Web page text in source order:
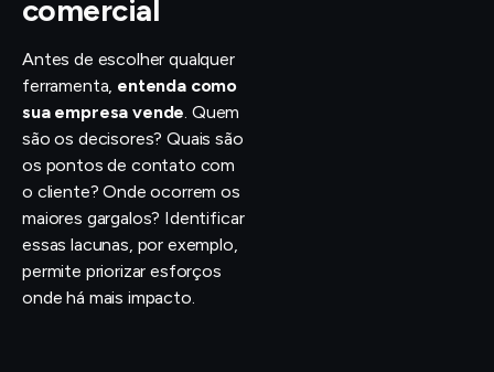
comercial
Antes de escolher qualquer
ferramenta, entenda como
sua empresa vende. Quem
são os decisores? Quais são
os pontos de contato com
o cliente? Onde ocorrem os
maiores gargalos? Identificar
essas lacunas, por exemplo,
permite priorizar esforços
onde há mais impacto.